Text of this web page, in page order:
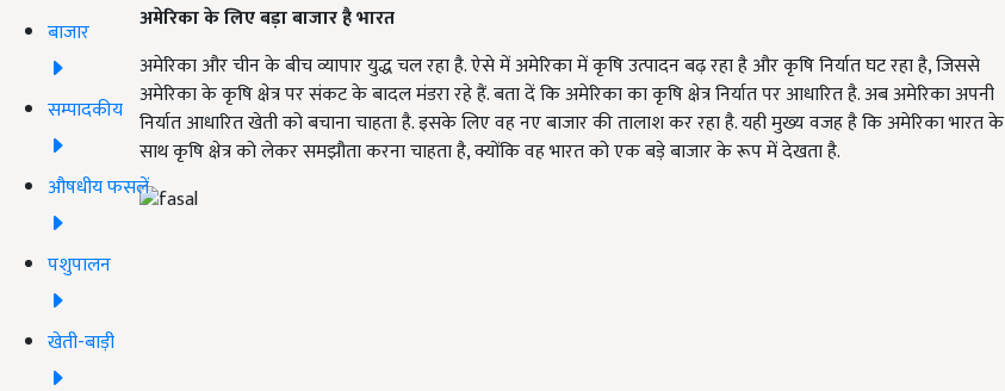
बाजार
सम्पादकीय
औषधीय फसलें
पशुपालन
खेती-बाड़ी
अमेरिका के लिए बड़ा बाजार है भारत
अमेरिका और चीन के बीच व्यापार युद्ध चल रहा है. ऐसे में अमेरिका में कृषि उत्पादन बढ़ रहा है और कृषि निर्यात घट रहा है, जिससे
अमेरिका के कृषि क्षेत्र पर संकट के बादल मंडरा रहे हैं. बता दें कि अमेरिका का कृषि क्षेत्र निर्यात पर आधारित है. अब अमेरिका अपनी
निर्यात आधारित खेती को बचाना चाहता है. इसके लिए वह नए बाजार की तालाश कर रहा है. यही मुख्य वजह है कि अमेरिका भारत के
साथ कृषि क्षेत्र को लेकर समझौता करना चाहता है, क्योंकि वह भारत को एक बड़े बाजार के रूप में देखता है.